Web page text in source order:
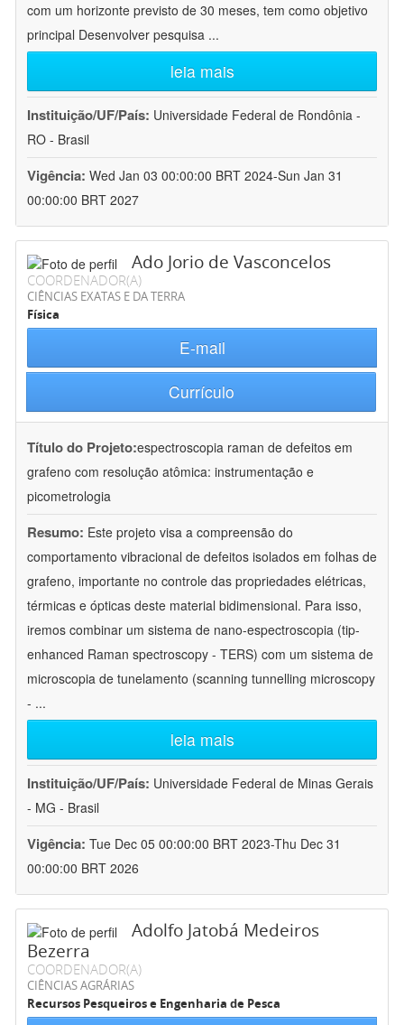
com um horizonte previsto de 30 meses, tem como objetivo
principal Desenvolver pesquisa ...
leia mais
Instituição/UF/País: Universidade Federal de Rondônia -
RO - Brasil
Vigência: Wed Jan 03 00:00:00 BRT 2024-Sun Jan 31
00:00:00 BRT 2027
Ado Jorio de Vasconcelos
COORDENADOR(A)
CIÊNCIAS EXATAS E DA TERRA
Física
E-mail
Currículo
Título do Projeto:espectroscopia raman de defeitos em
grafeno com resolução atômica: instrumentação e
picometrologia
Resumo: Este projeto visa a compreensão do
comportamento vibracional de defeitos isolados em folhas de
grafeno, importante no controle das propriedades elétricas,
térmicas e ópticas deste material bidimensional. Para isso,
iremos combinar um sistema de nano-espectroscopia (tip-
enhanced Raman spectroscopy - TERS) com um sistema de
microscopia de tunelamento (scanning tunnelling microscopy
- ...
leia mais
Instituição/UF/País: Universidade Federal de Minas Gerais
- MG - Brasil
Vigência: Tue Dec 05 00:00:00 BRT 2023-Thu Dec 31
00:00:00 BRT 2026
Adolfo Jatobá Medeiros
Bezerra
COORDENADOR(A)
CIÊNCIAS AGRÁRIAS
Recursos Pesqueiros e Engenharia de Pesca